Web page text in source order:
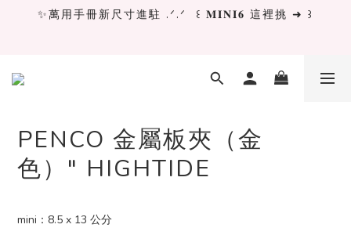
✨萬用手冊新尺寸進駐 .ᐟ.ᐟ  ꒰ 𝐌𝐈𝐍𝐈𝟔 這裡挑 ➜ ꒱
割墊
✨萬用手冊新尺寸進駐 .ᐟ.ᐟ  ꒰ 𝐌𝐈𝐍𝐈𝟔 這裡挑 ➜ ꒱
PENCO 金屬板夾（金
色）" HIGHTIDE
mini：8.5 x 13 公分